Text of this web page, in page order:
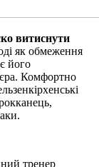
витиснути
як обмеження
його
Комфортно
тренер